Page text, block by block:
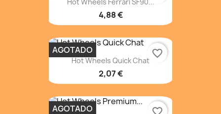
4,88 €
Hot Wheels Quick Chat
2,07 €
AGOTADO favorite_border
AGOTADO favorite_border